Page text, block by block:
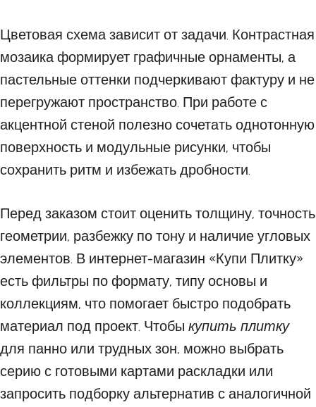
Цветовая схема зависит от задачи. Контрастная
мозаика формирует графичные орнаменты, а
пастельные оттенки подчеркивают фактуру и не
перегружают пространство. При работе с
акцентной стеной полезно сочетать однотонную
поверхность и модульные рисунки, чтобы
сохранить ритм и избежать дробности.
Перед заказом стоит оценить толщину, точность
геометрии, разбежку по тону и наличие угловых
элементов. В интернет-магазин «Купи Плитку»
есть фильтры по формату, типу основы и
коллекциям, что помогает быстро подобрать
материал под проект. Чтобы купить плитку
для панно или трудных зон, можно выбрать
серию с готовыми картами раскладки или
запросить подборку альтернатив с аналогичной